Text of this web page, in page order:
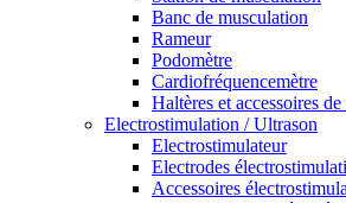
Banc de musculation
Rameur
Podomètre
Cardiofréquencemètre
Haltères et accessoires
Electrostimulation / Ultrason
Electrostimulateur
Electrodes
Accessoires